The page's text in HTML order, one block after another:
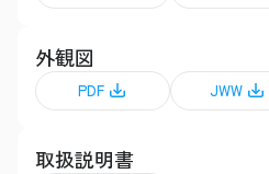
外観図
PDF JWW
取扱説明書